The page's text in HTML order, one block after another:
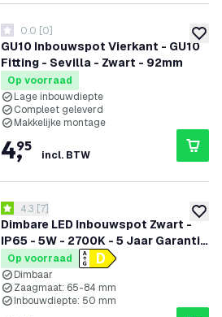
GU10 Inbouwspot Vierkant - GU10
Fitting - Sevilla - Zwart - 92mm
0 score sterren
0.0 [0]
Op voorraad
Lage inbouwdiepte
Compleet geleverd
Makkelijke montage
4,
95
incl. BTW
Dimbare LED Inbouwspot Zwart -
IP65 - 5W - 2700K - 5 Jaar Garantie
- Geschikt voor de Badkamer
reviews drawer openen
4.3 score sterren
4.3 [7]
Op voorraad
Dimbaar
Zaagmaat: 65-84 mm
Inbouwdiepte: 50 mm